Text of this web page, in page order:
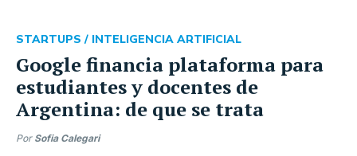
Google financia plataforma para
estudiantes y docentes de
Argentina: de que se trata
STARTUPS / INTELIGENCIA ARTIFICIAL
Por Sofia Calegari